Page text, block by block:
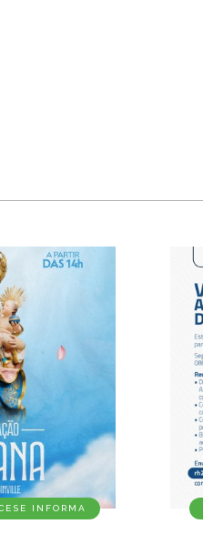
INFORMA